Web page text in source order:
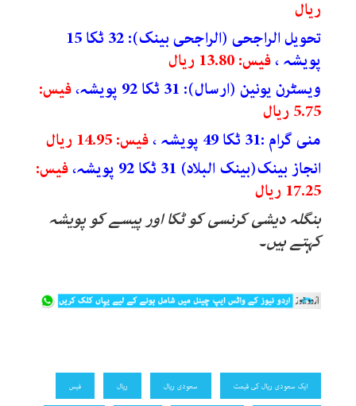
ریال
تحویل الراجحی (الراجحی بینک): 32 ٹکا 15
پویشہ ،فیس: 13.80 ریال
ویسٹرن یونین (ارسال): 31 ٹکا 92 پویشہ،
فیس:
5.75 ریال
منی گرام :31 ٹکا 49 پویشہ ،
فیس: 14.95 ریال
انجاز بینک(بینک البلاد) 31 ٹکا 92 پویشہ،
فیس:
17.25 ریال
بنگلہ دیشی کرنسی کو ٹکا اور پیسے کو پویشہ
کہتے ہیں۔
ایک سعودی ریال کی قیمت سعودی ریال ریال فیس